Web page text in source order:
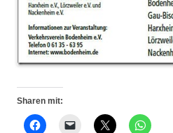
Sharen mit: